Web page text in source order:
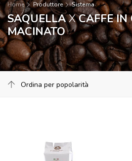
Home Produttore Sistema
SAQUELLAXCAFFE IN
MACINATO